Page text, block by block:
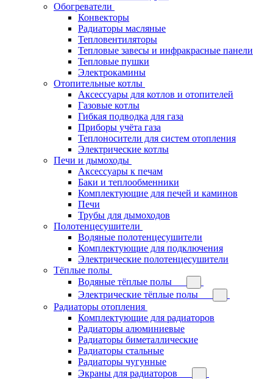
Обогреватели
Конвекторы
Радиаторы масляные
Тепловентиляторы
Тепловые завесы и инфракрасные панели
Тепловые пушки
Электрокамины
Отопительные котлы
Аксессуары для котлов и отопителей
Газовые котлы
Гибкая подводка для газа
Приборы учёта газа
Теплоносители для систем отопления
Электрические котлы
Печи и дымоходы
Аксессуары к печам
Баки и теплообменники
Комплектующие для печей и каминов
Печи
Трубы для дымоходов
Полотенцесушители
Водяные полотенцесушители
Комплектующие для подключения
Электрические полотенцесушители
Тёплые полы
Водяные тёплые полы
Электрические тёплые полы
Радиаторы отопления
Комплектующие для радиаторов
Радиаторы алюминиевые
Радиаторы биметаллические
Радиаторы стальные
Радиаторы чугунные
Экраны для радиаторов